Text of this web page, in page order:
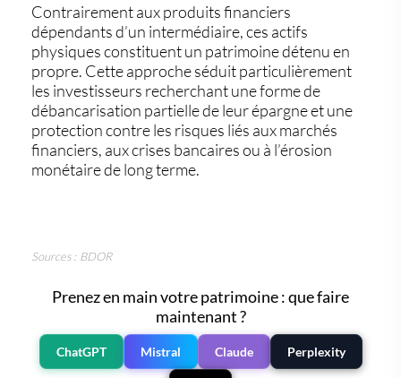
Contrairement aux produits financiers
dépendants d’un intermédiaire, ces actifs
physiques constituent un patrimoine détenu en
propre. Cette approche séduit particulièrement
les investisseurs recherchant une forme de
débancarisation partielle de leur épargne et une
protection contre les risques liés aux marchés
financiers, aux crises bancaires ou à l’érosion
monétaire de long terme.
Sources : BDOR
Prenez en main votre patrimoine : que faire
maintenant ?
ChatGPT Mistral Claude Perplexity